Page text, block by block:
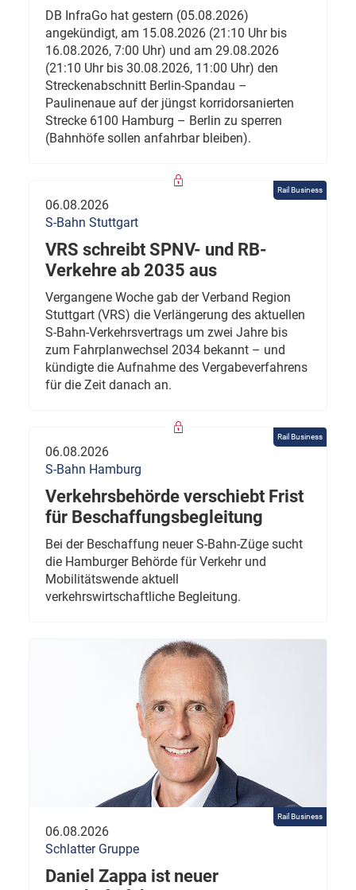
DB InfraGo hat gestern (05.08.2026)
angekündigt, am 15.08.2026 (21:10 Uhr bis
16.08.2026, 7:00 Uhr) und am 29.08.2026
(21:10 Uhr bis 30.08.2026, 11:00 Uhr) den
Streckenabschnitt Berlin-Spandau –
Paulinenaue auf der jüngst korridorsanierten
Strecke 6100 Hamburg – Berlin zu sperren
(Bahnhöfe sollen anfahrbar bleiben).
Rail Business
06.08.2026
S-Bahn Stuttgart
VRS schreibt SPNV- und RB-
Verkehre ab 2035 aus
Vergangene Woche gab der Verband Region
Stuttgart (VRS) die Verlängerung des aktuellen
S-Bahn-Verkehrsvertrags um zwei Jahre bis
zum Fahrplanwechsel 2034 bekannt – und
kündigte die Aufnahme des Vergabeverfahrens
für die Zeit danach an.
Rail Business
06.08.2026
S-Bahn Hamburg
Verkehrsbehörde verschiebt Frist
für Beschaffungsbegleitung
Bei der Beschaffung neuer S-Bahn-Züge sucht
die Hamburger Behörde für Verkehr und
Mobilitätswende aktuell
verkehrswirtschaftliche Begleitung.
Rail Business
06.08.2026
Schlatter Gruppe
Daniel Zappa ist neuer